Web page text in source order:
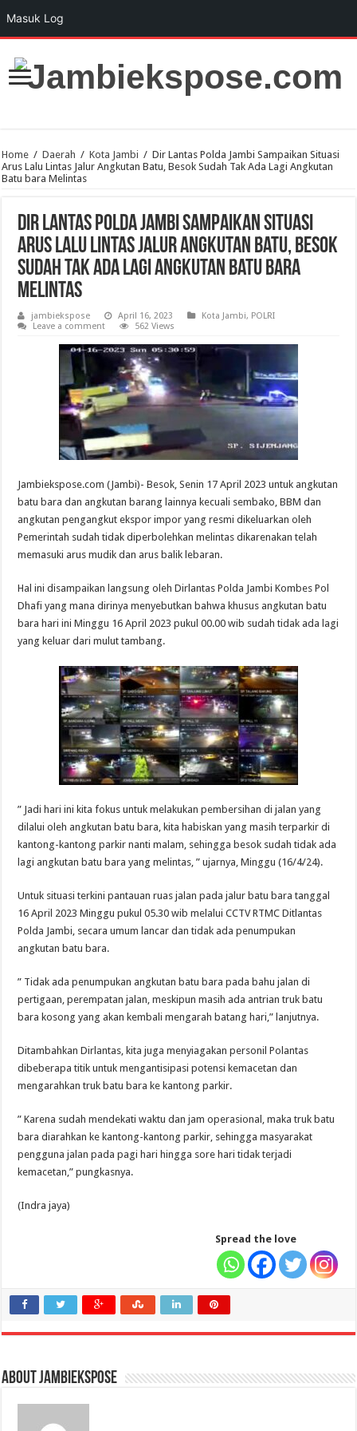
Home / Daerah / Kota Jambi / Dir Lantas Polda Jambi Sampaikan Situasi
Arus Lalu Lintas Jalur Angkutan Batu, Besok Sudah Tak Ada Lagi Angkutan
Batu bara Melintas
Dir Lantas Polda Jambi Sampaikan Situasi
Arus Lalu Lintas Jalur Angkutan Batu, Besok
Sudah Tak Ada Lagi Angkutan Batu bara
Melintas
jambiekspose April 16, 2023 Kota Jambi, POLRI
Leave a comment
562 Views
Jambiekspose.com (Jambi)- Besok, Senin 17 April 2023 untuk angkutan
batu bara dan angkutan barang lainnya kecuali sembako, BBM dan
angkutan pengangkut ekspor impor yang resmi dikeluarkan oleh
Pemerintah sudah tidak diperbolehkan melintas dikarenakan telah
memasuki arus mudik dan arus balik lebaran.
Hal ini disampaikan langsung oleh Dirlantas Polda Jambi Kombes Pol
Dhafi yang mana dirinya menyebutkan bahwa khusus angkutan batu
bara hari ini Minggu 16 April 2023 pukul 00.00 wib sudah tidak ada lagi
yang keluar dari mulut tambang.
” Jadi hari ini kita fokus untuk melakukan pembersihan di jalan yang
dilalui oleh angkutan batu bara, kita habiskan yang masih terparkir di
kantong-kantong parkir nanti malam, sehingga besok sudah tidak ada
lagi angkutan batu bara yang melintas, ” ujarnya, Minggu (16/4/24).
Untuk situasi terkini pantauan ruas jalan pada jalur batu bara tanggal
16 April 2023 Minggu pukul 05.30 wib melalui CCTV RTMC Ditlantas
Polda Jambi, secara umum lancar dan tidak ada penumpukan
angkutan batu bara.
” Tidak ada penumpukan angkutan batu bara pada bahu jalan di
pertigaan, perempatan jalan, meskipun masih ada antrian truk batu
bara kosong yang akan kembali mengarah batang hari,” lanjutnya.
Ditambahkan Dirlantas, kita juga menyiagakan personil Polantas
dibeberapa titik untuk mengantisipasi potensi kemacetan dan
mengarahkan truk batu bara ke kantong parkir.
” Karena sudah mendekati waktu dan jam operasional, maka truk batu
bara diarahkan ke kantong-kantong parkir, sehingga masyarakat
pengguna jalan pada pagi hari hingga sore hari tidak terjadi
kemacetan,” pungkasnya.
(Indra jaya)
Spread the love
About jambiekspose
Masuk Log